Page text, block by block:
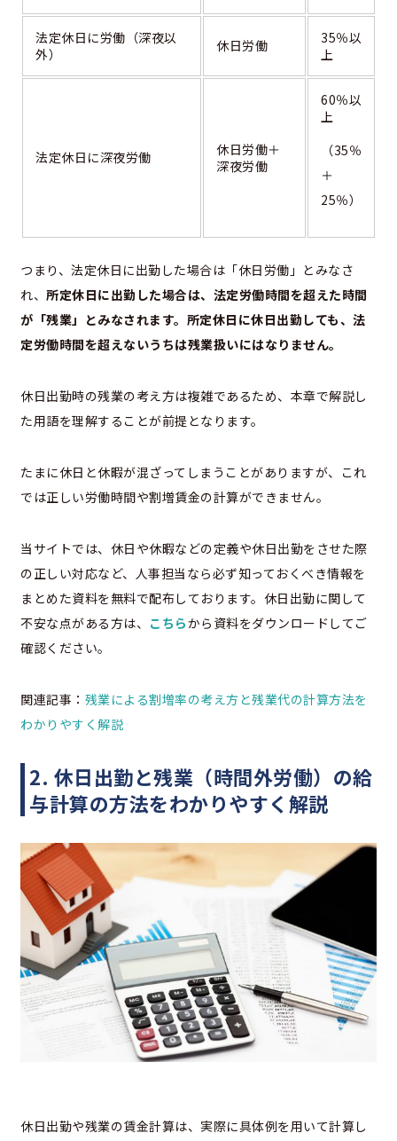
法定休日に労働（深夜以
外）
休日労働
35％以
上
法定休日に深夜労働
休日労働＋
深夜労働
60％以
上
（35％
＋
25％）
つまり、法定休日に出勤した場合は「休日労働」とみなさ
れ、 所定休日に出勤した場合は、法定労働時間を超えた時間
が「残業」とみなされます。所定休日に休日出勤しても、法
定労働時間を超えないうちは残業扱いにはなりません。
休日出勤時の残業の考え方は複雑であるため、本章で解説し
た用語を理解することが前提となります。
たまに休日と休暇が混ざってしまうことがありますが、これ
では正しい労働時間や割増賃金の計算ができません。
当サイトでは、休日や休暇などの定義や休日出勤をさせた際
の正しい対応など、人事担当なら必ず知っておくべき情報を
まとめた資料を無料で配布しております。休日出勤に関して
不安な点がある方は、 こちらから資料をダウンロードしてご
確認ください。
関連記事： 残業による割増率の考え方と残業代の計算方法を
わかりやすく解説
2. 休日出勤と残業（時間外労働）の給
与計算の方法をわかりやすく解説
休日出勤や残業の賃金計算は、実際に具体例を用いて計算し